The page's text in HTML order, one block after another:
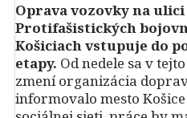
Oprava vozovky na ulici
Protifašistických
Košiciach vstupuje do
etapy. Od nedele sa v
zmení organizácia
informovalo mesto